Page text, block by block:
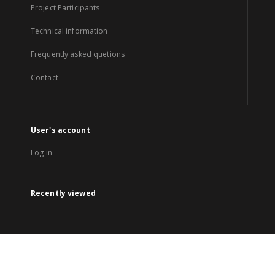
Project Participants
Technical information
Frequently asked quetions
Contact
User's account
Log in
Recently viewed